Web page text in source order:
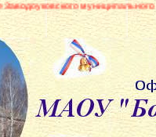
муниципального округа